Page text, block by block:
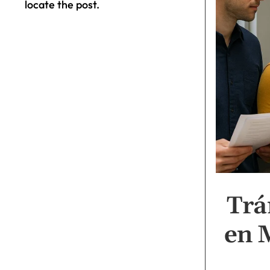
locate the post.
en